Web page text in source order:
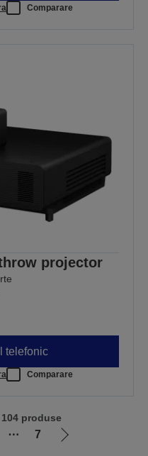
Comparare
projector
telefonic
Comparare
⋯ 7
Mergi
produse